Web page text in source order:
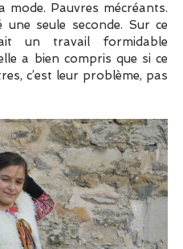
Pauvres mécréants.
seule seconde. Sur ce
un travail formidable
a bien compris que si ce
c’est leur problème, pas